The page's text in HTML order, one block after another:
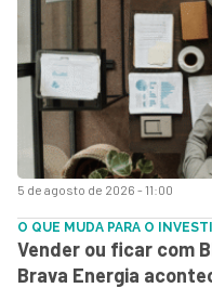
5 de agosto de 2026 - 11:00
O QUE MUDA PARA O
Vender ou ficar com
Brava Energia